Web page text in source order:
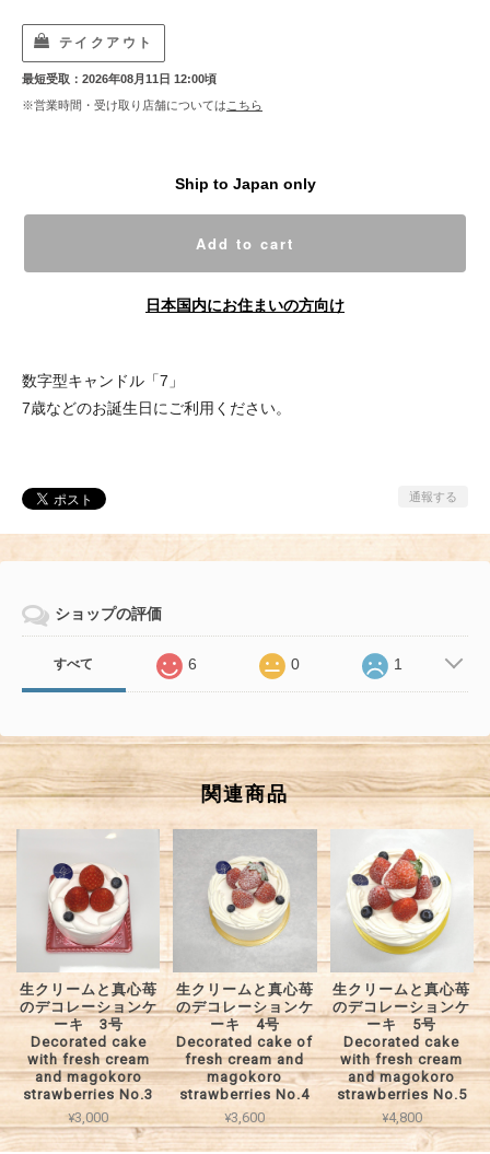
テイクアウト
最短受取：2026年08月11日 12:00頃
※営業時間・受け取り店舗については こちら
Ship to Japan only
Add to cart
日本国内にお住まいの方向け
数字型キャンドル「7」
7歳などのお誕生日にご利用ください。
通報する
ショップの評価
すべて 6 0 1
関連商品
生クリームと真心苺
のデコレーションケ
ーキ 3号
Decorated cake
with fresh cream
and magokoro
strawberries No.3
¥3,000
生クリームと真心苺
のデコレーションケ
ーキ 4号
Decorated cake of
fresh cream and
magokoro
strawberries No.4
¥3,600
生クリームと真心苺
のデコレーションケ
ーキ 5号
Decorated cake
with fresh cream
and magokoro
strawberries No.5
¥4,800